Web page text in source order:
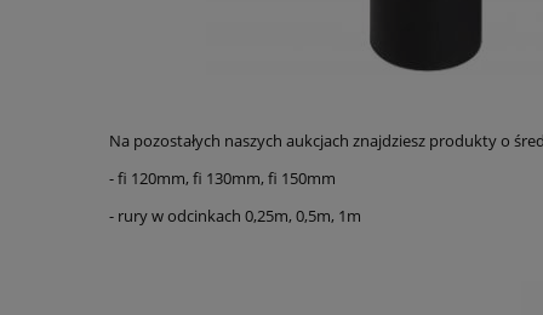
Na pozostałych naszych aukcjach znajdziesz produkty o
- fi 120mm, fi 130mm, fi 150mm
- rury w odcinkach 0,25m, 0,5m, 1m